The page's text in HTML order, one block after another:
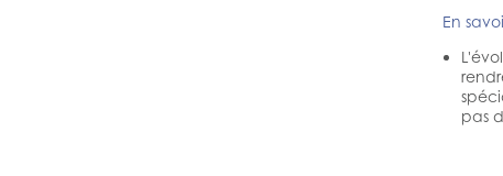
En
pas